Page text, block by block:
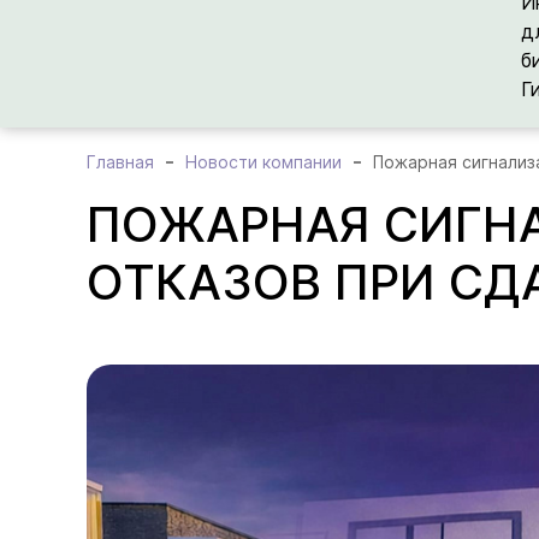
Главная Новости компании Пожарная
ПОЖАРНАЯ
ОТКАЗОВ ПРИ